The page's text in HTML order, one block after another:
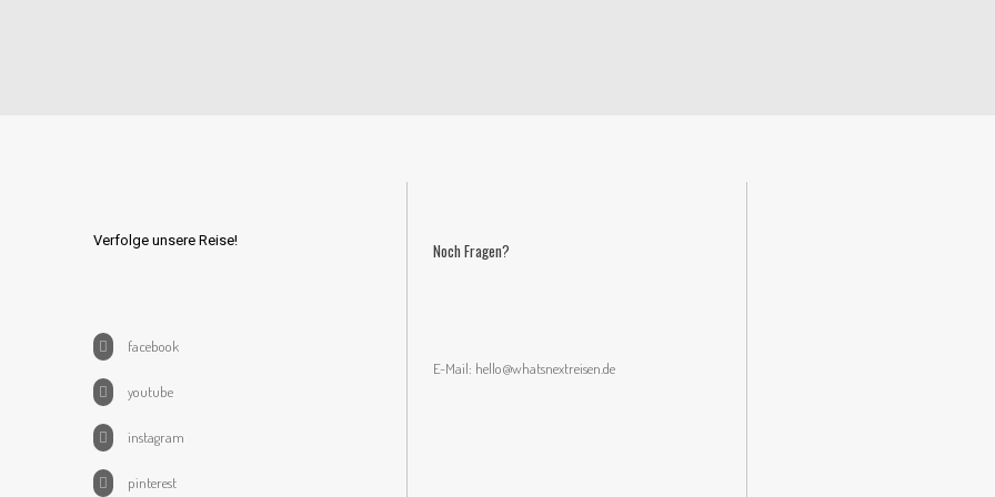
Verfolge unsere Reise!
facebook
youtube
instagram
pinterest
Noch Fragen?
E-Mail: hello@whatsnextreisen.de